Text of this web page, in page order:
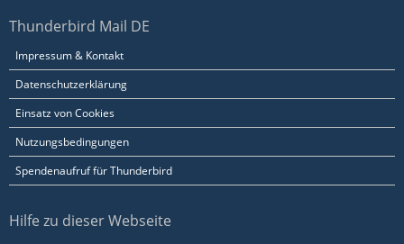
Thunderbird Mail DE
Impressum & Kontakt
Datenschutzerklärung
Einsatz von Cookies
Nutzungsbedingungen
Spendenaufruf für Thunderbird
Hilfe zu dieser Webseite